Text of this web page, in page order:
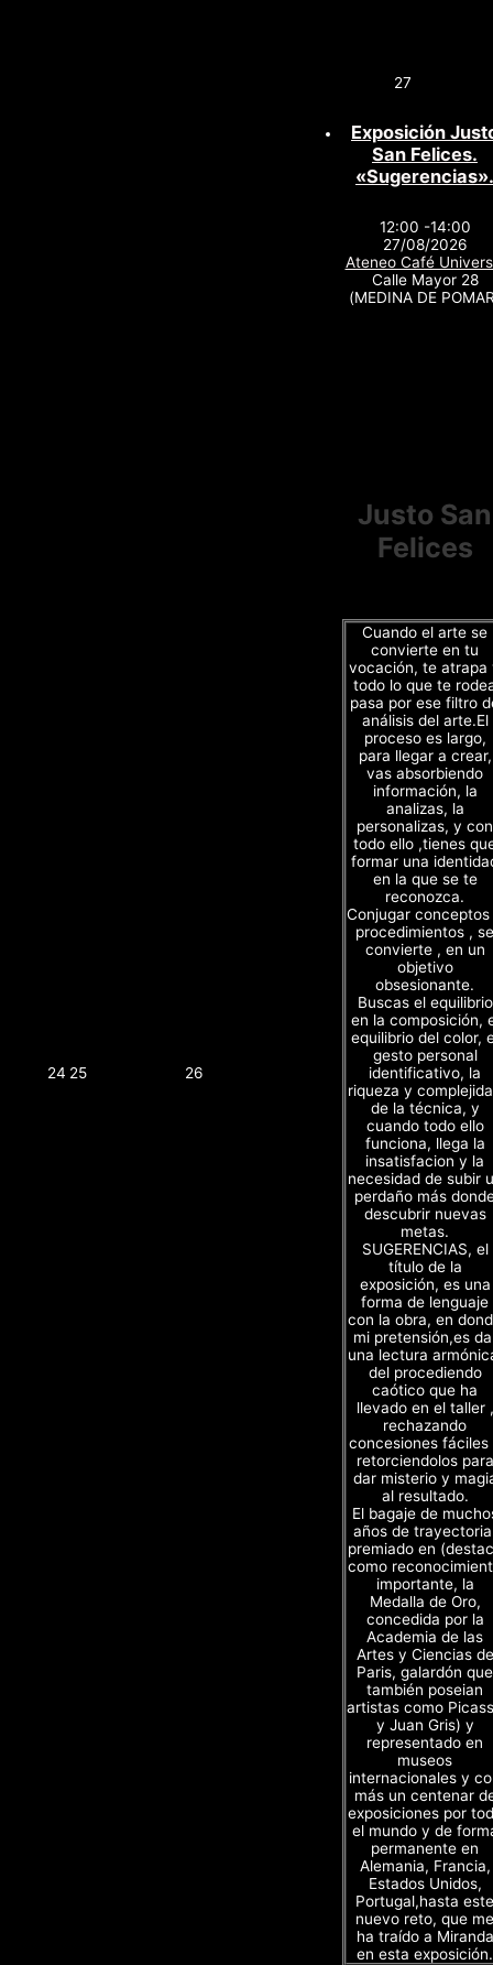
24 25 26
27
Exposición
San Felices.
«Sugerencias».
12:00 -14:00
27/08/2026
Ateneo Café
Calle Mayor 28
(MEDINA DE
Justo San
Felices
Cuando el arte se
convierte en tu
vocación, te atrapa
todo lo que te
pasa por ese filtro
análisis del arte.El
proceso es largo,
para llegar a crear,
vas absorbiendo
información, la
analizas, la
personalizas, y con
todo ello ,tienes
formar una
en la que se te
reconozca.
Conjugar
procedimientos , se
convierte , en un
objetivo
obsesionante.
Buscas el equilibrio
en la composición,
equilibrio del color,
gesto personal
identificativo, la
riqueza y
de la técnica, y
cuando todo ello
funciona, llega la
insatisfacion y la
necesidad de subir
perdaño más
descubrir nuevas
metas.
SUGERENCIAS, el
título de la
exposición, es una
forma de lenguaje
con la obra, en
mi pretensión,es
una lectura
del procediendo
caótico que ha
llevado en el taller ,
rechazando
concesiones fáciles
retorciendolos para
dar misterio y
al resultado.
El bagaje de
años de
premiado en
como
importante, la
Medalla de Oro,
concedida por la
Academia de las
Artes y Ciencias de
Paris, galardón que
también poseian
artistas como
y Juan Gris) y
representado en
museos
internacionales y
más un centenar
exposiciones por
el mundo y de
permanente en
Alemania, Francia,
Estados Unidos,
Portugal,hasta este
nuevo reto, que me
ha traído a Miranda
en esta exposición.